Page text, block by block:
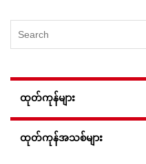
ထုတ်ကုန်များ
ထုတ်ကုန်အသစ်များ